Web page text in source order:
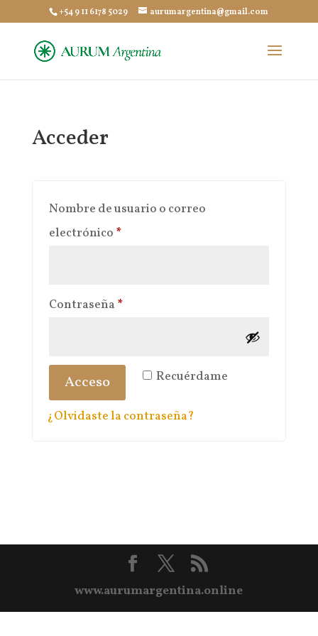
+54 9 11 6178 5029 aurumargentina@gmail.com
Acceder
Nombre de usuario o correo
electrónico *Obligatorio
Contraseña *Obligatorio
Recuérdame
Acceso
¿Olvidaste la contraseña?
www.aurumargentina.online